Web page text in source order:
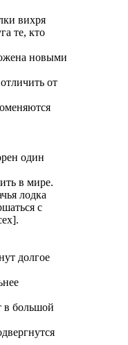
вихря
те, кто
новыми
от
один
в мире.
лодка
с
долгое
в большой